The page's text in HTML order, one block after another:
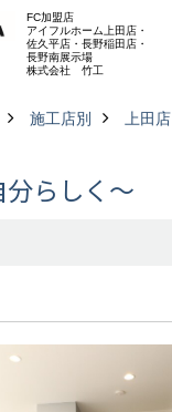
FC加盟店
アイフルホーム上田店・
佐久平店・長野稲田店・
長野南展示場
株式会社 竹工
施工店別 上田店
らしく～